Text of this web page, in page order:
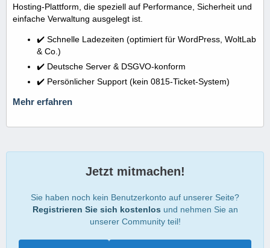
Hosting-Plattform, die speziell auf Performance, Sicherheit und
einfache Verwaltung ausgelegt ist.
✔️ Schnelle Ladezeiten (optimiert für WordPress, WoltLab
& Co.)
✔️ Deutsche Server & DSGVO-konform
✔️ Persönlicher Support (kein 0815-Ticket-System)
Mehr erfahren
Jetzt mitmachen!
Sie haben noch kein Benutzerkonto auf unserer Seite?
Registrieren Sie sich kostenlos und nehmen Sie an
unserer Community teil!